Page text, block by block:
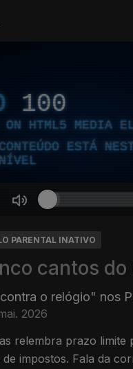
100
ON HTML5 MEDIA
ESTÁ
PARENTAL INATIVO
cantos do
o relógio" nos
2026
relembra prazo limite
impostos. Fala da